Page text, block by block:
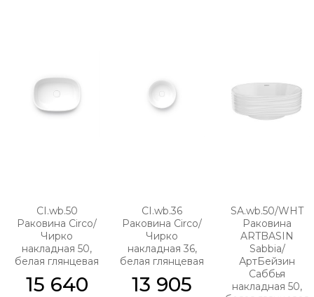
CI.wb.50
Раковина Circo/
Чирко
накладная 50,
белая глянцевая
15 640
CI.wb.36
Раковина Circo/
Чирко
накладная 36,
белая глянцевая
13 905
SA.wb.50/WHT
Раковина
ARTBASIN
Sabbia/
АртБейзин
Саббья
накладная 50,